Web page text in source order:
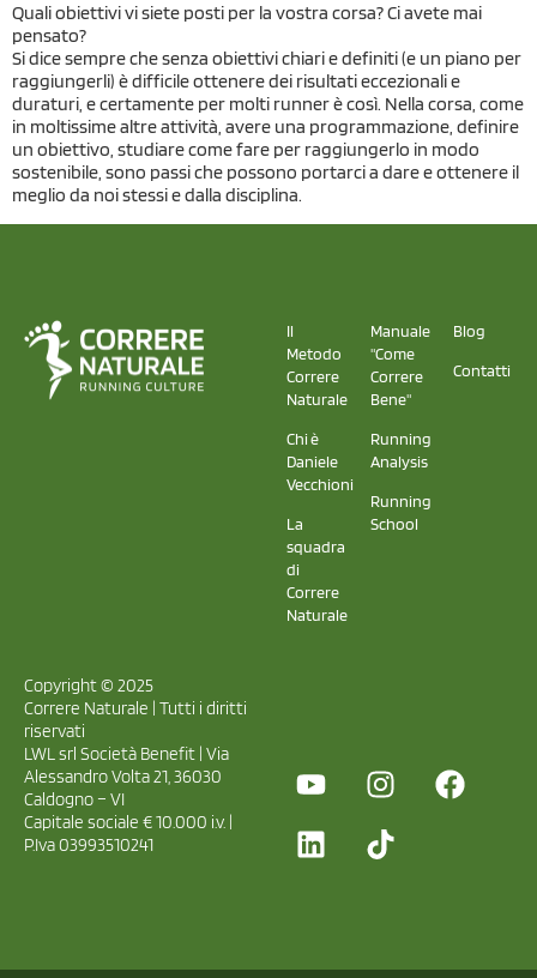
Quali obiettivi vi siete posti per la vostra corsa? Ci avete mai
pensato?
Si dice sempre che senza obiettivi chiari e definiti (e un piano per
raggiungerli) è difficile ottenere dei risultati eccezionali e
duraturi, e certamente per molti runner è così. Nella corsa, come
in moltissime altre attività, avere una programmazione, definire
un obiettivo, studiare come fare per raggiungerlo in modo
sostenibile, sono passi che possono portarci a dare e ottenere il
meglio da noi stessi e dalla disciplina.
Il
Metodo
Correre
Naturale
Chi è
Daniele
Vecchioni
La
squadra
di
Correre
Naturale
Manuale
"Come
Correre
Bene"
Running
Analysis
Running
School
Blog
Contatti
Copyright © 2025
Correre Naturale | Tutti i diritti
riservati
LWL srl Società Benefit | Via
Alessandro Volta 21, 36030
Caldogno – VI
Capitale sociale € 10.000 i.v. |
P.Iva 03993510241